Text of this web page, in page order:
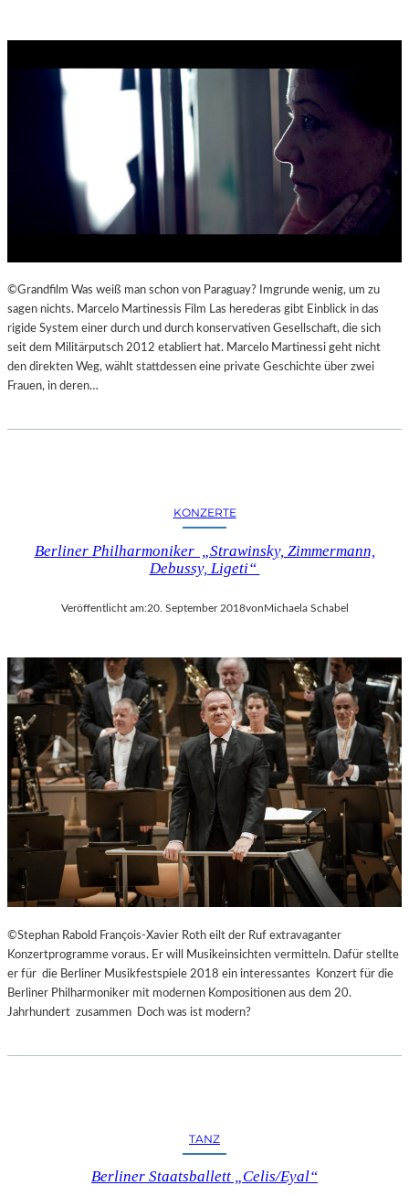
©Grandfilm Was weiß man schon von Paraguay? Imgrunde wenig, um zu
sagen nichts. Marcelo Martinessis Film Las herederas gibt Einblick in das
rigide System einer durch und durch konservativen Gesellschaft, die sich
seit dem Militärputsch 2012 etabliert hat. Marcelo Martinessi geht nicht
den direkten Weg, wählt stattdessen eine private Geschichte über zwei
Frauen, in deren…
KONZERTE
Berliner Philharmoniker „Strawinsky, Zimmermann,
Debussy, Ligeti“
Veröffentlicht am:20. September 2018vonMichaela Schabel
©Stephan Rabold François-Xavier Roth eilt der Ruf extravaganter
Konzertprogramme voraus. Er will Musikeinsichten vermitteln. Dafür stellte
er für die Berliner Musikfestspiele 2018 ein interessantes Konzert für die
Berliner Philharmoniker mit modernen Kompositionen aus dem 20.
Jahrhundert zusammen Doch was ist modern?
TANZ
Berliner Staatsballett „Celis/Eyal“